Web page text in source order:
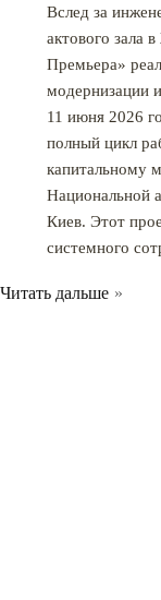
Вслед за
актового зала
Премьера»
модернизации
11 июня 2026
полный цикл
капитальному
Национальной
Киев. Этот
системного
Читать дальше